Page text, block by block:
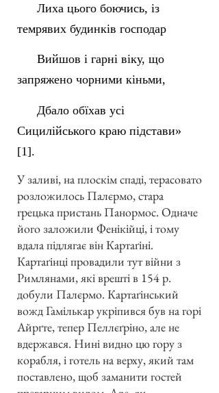
Лиха цього боючись, із
темрявих будинків господар
Вийшов і гарні віку, що
запряжено чорними кіньми,
Дбало обїхав усі
Сицилійського краю підстави»
[1].
У заливі, на плоскім спаді, терасовато
розложилось Палєрмо, стара
грецька пристань Панормос. Одначе
його заложили Фенікійці, і тому
вдала підлягає він Картаґіні.
Картаґінці провадили тут війни з
Римлянами, які врешті в 154 р.
добули Палєрмо. Картаґінський
вожд Гамількар укріпився був на горі
Айрґте, тепер Пеллєґріно, але не
вдержався. Нині видно цю гору з
корабля, і готель на верху, який там
поставлено, щоб заманити гостей